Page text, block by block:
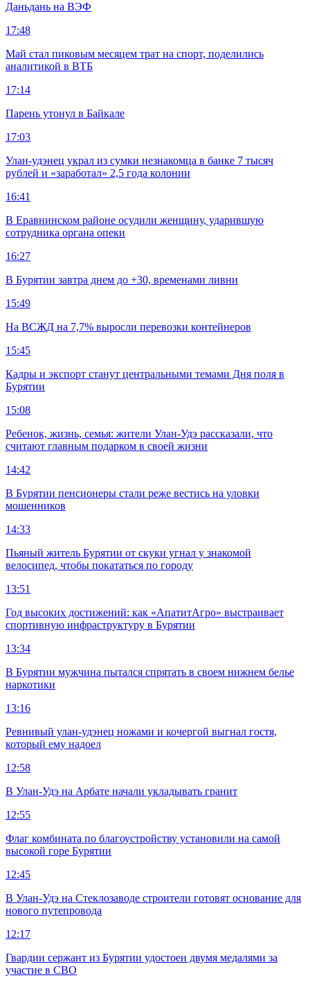
Даньдань на ВЭФ
17:48
Май стал пиковым месяцем трат на спорт, поделились
аналитикой в ВТБ
17:14
Парень утонул в Байкале
17:03
Улан-удэнец украл из сумки незнакомца в банке 7 тысяч
рублей и «заработал» 2,5 года колонии
16:41
В Еравнинском районе осудили женщину, ударившую
сотрудника органа опеки
16:27
В Бурятии завтра днем до +30, временами ливни
15:49
На ВСЖД на 7,7% выросли перевозки контейнеров
15:45
Кадры и экспорт станут центральными темами Дня поля в
Бурятии
15:08
Ребенок, жизнь, семья: жители Улан-Удэ рассказали, что
считают главным подарком в своей жизни
14:42
В Бурятии пенсионеры стали реже вестись на уловки
мошенников
14:33
Пьяный житель Бурятии от скуки угнал у знакомой
велосипед, чтобы покататься по городу
13:51
Год высоких достижений: как «АпатитАгро» выстраивает
спортивную инфраструктуру в Бурятии
13:34
В Бурятии мужчина пытался спрятать в своем нижнем белье
наркотики
13:16
Ревнивый улан-удэнец ножами и кочергой выгнал гостя,
который ему надоел
12:58
В Улан-Удэ на Арбате начали укладывать гранит
12:55
Флаг комбината по благоустройству установили на самой
высокой горе Бурятии
12:45
В Улан-Удэ на Стеклозаводе строители готовят основание для
нового путепровода
12:17
Гвардии сержант из Бурятии удостоен двумя медалями за
участие в СВО